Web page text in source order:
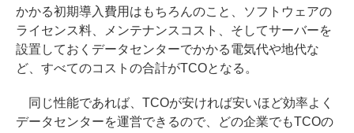
かかる初期導入費用はもちろんのこと、ソフトウェアの
ライセンス料、メンテナンスコスト、そしてサーバーを
設置しておくデータセンターでかかる電気代や地代な
ど、すべてのコストの合計がTCOとなる。
同じ性能であれば、TCOが安ければ安いほど効率よく
データセンターを運営できるので、どの企業でもTCOの